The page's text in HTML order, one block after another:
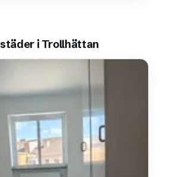
i Trollhättan